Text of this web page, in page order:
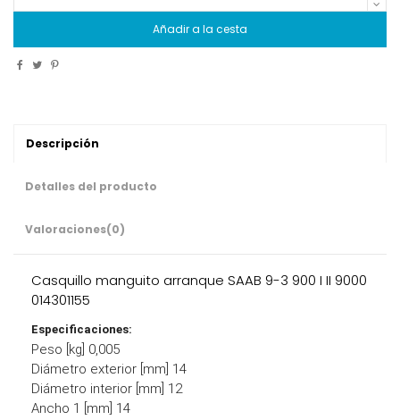
Añadir a la cesta
Descripción
Detalles del producto
Valoraciones(0)
Casquillo manguito arranque SAAB 9-3 900 I II 9000
014301155
Especificaciones:
Peso [kg] 0,005
Diámetro exterior [mm] 14
Diámetro interior [mm] 12
Ancho 1 [mm] 14